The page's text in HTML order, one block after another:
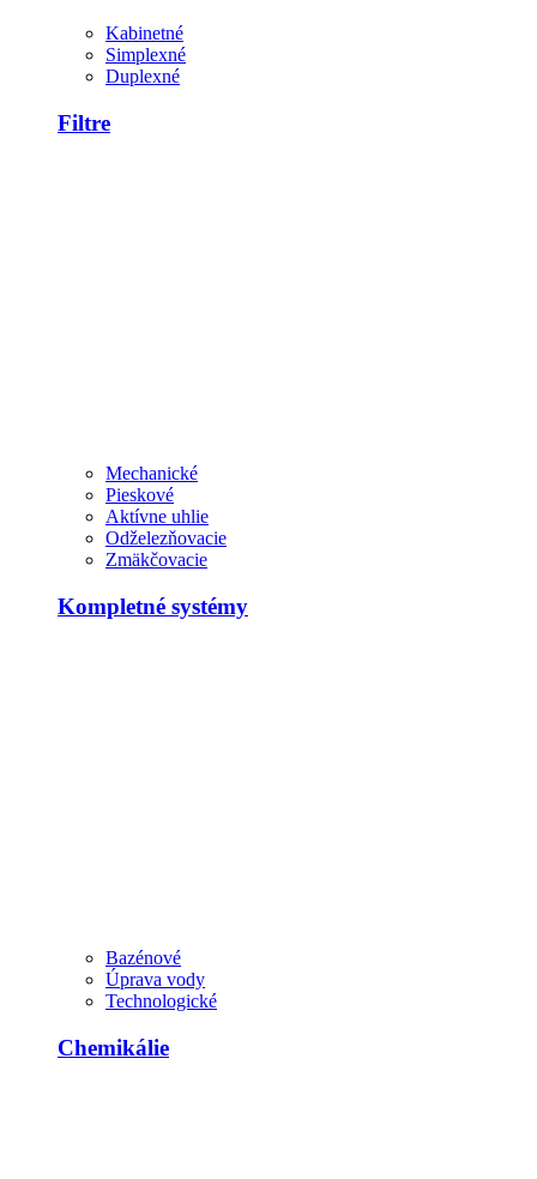
Kabinetné
Simplexné
Duplexné
Filtre
Mechanické
Pieskové
Aktívne uhlie
Odželezňovacie
Zmäkčovacie
Kompletné systémy
Bazénové
Úprava vody
Technologické
Chemikálie